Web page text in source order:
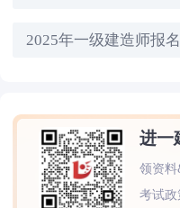
2025年一级建造师报
进一
领资
考试